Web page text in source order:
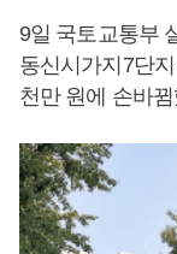
9일 국토교통부
동신시가지7단
천만 원에 손바